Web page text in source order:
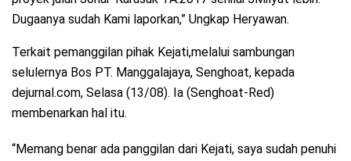
Dugaanya sudah Kami laporkan,” Ungkap Heryawan.
Terkait pemanggilan pihak Kejati,melalui sambungan
selulernya Bos PT. Manggalajaya, Senghoat, kepada
dejurnal.com, Selasa (13/08). Ia (Senghoat-Red)
membenarkan hal itu.
“Memang benar ada panggilan dari Kejati, saya sudah penuhi